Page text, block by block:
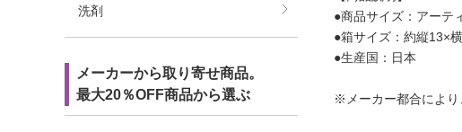
●商品サイズ：アーテ
●箱サイズ：約縦13×
●生産国：日本
※メーカー都合により
洗剤
メーカーから取り寄せ商品。
最大20％OFF商品から選ぶ